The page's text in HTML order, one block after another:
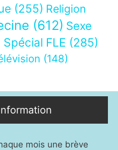
(255) Religion
(612) Sexe
Spécial FLE (285)
(148)
mois une brève